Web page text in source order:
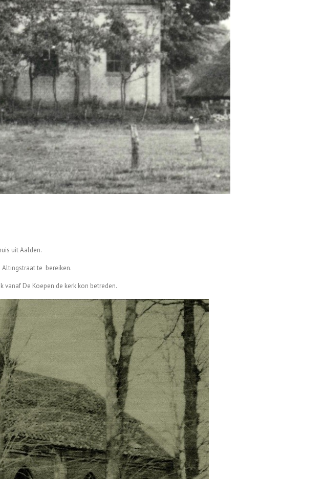
uit Aalden.
Altingstraat te bereiken.
De Koepen de kerk kon betreden.